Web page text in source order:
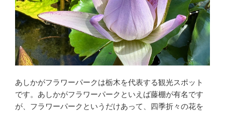
あしかがフラワーパークは栃木を代表する観光スポット
です。あしかがフラワーパークといえば藤棚が有名です
が、フラワーパークというだけあって、四季折々の花を